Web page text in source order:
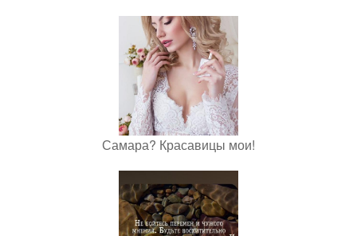
Самара? Красавицы мои!